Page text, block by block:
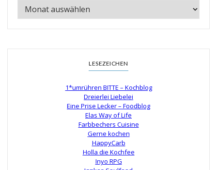
LESEZEICHEN
1*umrühren BITTE – Kochblog
Dreierlei Liebelei
Eine Prise Lecker – Foodblog
Elas Way of Life
Farbbechers Cuisine
Gerne kochen
HappyCarb
Holla die Kochfee
Inyo RPG